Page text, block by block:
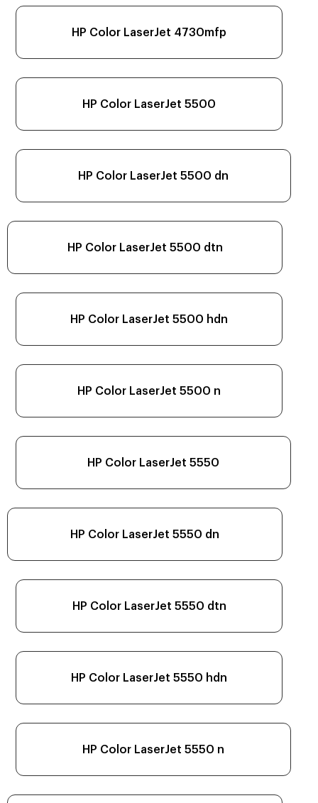
HP Color LaserJet 4730mfp
HP Color LaserJet 5500
HP Color LaserJet 5500 dn
HP Color LaserJet 5500 dtn
HP Color LaserJet 5500 hdn
HP Color LaserJet 5500 n
HP Color LaserJet 5550
HP Color LaserJet 5550 dn
HP Color LaserJet 5550 dtn
HP Color LaserJet 5550 hdn
HP Color LaserJet 5550 n